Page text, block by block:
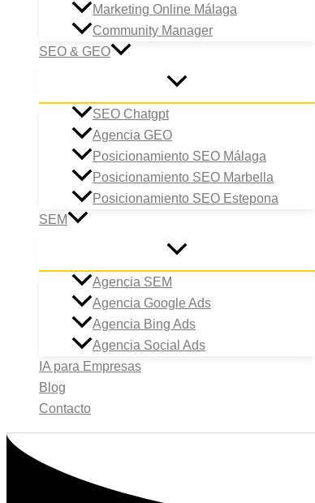
Marketing Online Málaga
Community Manager
SEO & GEO
SEO Chatgpt
Agencia GEO
Posicionamiento SEO Málaga
Posicionamiento SEO Marbella
Posicionamiento SEO Estepona
SEM
Agencia SEM
Agencia Google Ads
Agencia Bing Ads
Agencia Social Ads
IA para Empresas
Blog
Contacto